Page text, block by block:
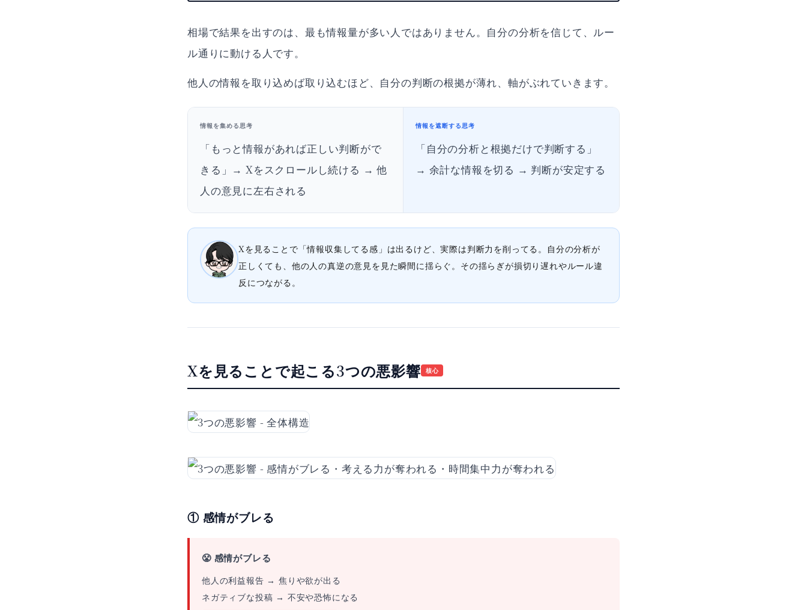
相場で結果を出すのは、最も情報量が多い人ではありません。自分の分析を信じて、ルー
ル通りに動ける人です。
他人の情報を取り込めば取り込むほど、自分の判断の根拠が薄れ、軸がぶれていきます。
情報を集める思考
「もっと情報があれば正しい判断がで
きる」→ Xをスクロールし続ける → 他
人の意見に左右される
情報を遮断する思考
「自分の分析と根拠だけで判断する」
→ 余計な情報を切る → 判断が安定する
Xを見ることで「情報収集してる感」は出るけど、実際は判断力を削ってる。自分の分析が
正しくても、他の人の真逆の意見を見た瞬間に揺らぐ。その揺らぎが損切り遅れやルール違
反につながる。
Xを見ることで起こる3つの悪影響 核心
① 感情がブレる
😤 感情がブレる
他人の利益報告 → 焦りや欲が出る
ネガティブな投稿 → 不安や恐怖になる